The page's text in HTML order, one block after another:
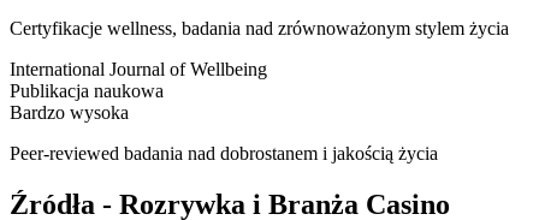
Certyfikacje wellness, badania nad zrównoważonym stylem życia
International Journal of Wellbeing
Publikacja naukowa
Bardzo wysoka
Peer-reviewed badania nad dobrostanem i jakością życia
Źródła - Rozrywka i Branża Casino